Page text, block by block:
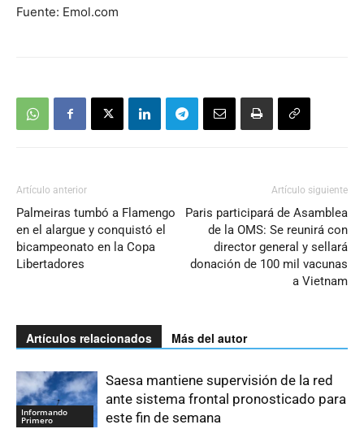
Fuente: Emol.com
Artículo anterior
Palmeiras tumbó a Flamengo
en el alargue y conquistó el
bicampeonato en la Copa
Libertadores
Artículo siguiente
Paris participará de Asamblea
de la OMS: Se reunirá con
director general y sellará
donación de 100 mil vacunas
a Vietnam
Artículos relacionados Más del autor
Informando
Primero
Saesa mantiene supervisión de la red
ante sistema frontal pronosticado para
este fin de semana